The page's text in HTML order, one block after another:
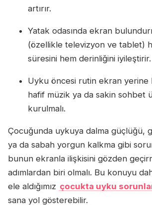
artırır.
Yatak odasında ekran
(özellikle televizyon ve tablet)
süresini hem derinliğini iyileştirir.
Uyku öncesi rutin ekran yerine
hafif müzik ya da sakin sohbet
kurulmalı.
Çocuğunda uykuya dalma güçlüğü,
ya da sabah yorgun kalkma gibi
bunun ekranla ilişkisini gözden
adımlardan biri olmalı. Bu konuyu
ele aldığımız çocukta uyku
sana yol gösterebilir.